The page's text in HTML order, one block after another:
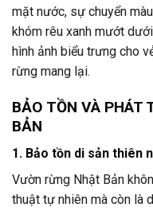
mặt nước, sự chuyển
khóm rêu xanh mướt
hình ảnh biểu trưng cho
rừng mang lại.
BẢO TỒN VÀ PHÁT
BẢN
1. Bảo tồn di sản thiên
Vườn rừng Nhật Bản
thuật tự nhiên mà còn là